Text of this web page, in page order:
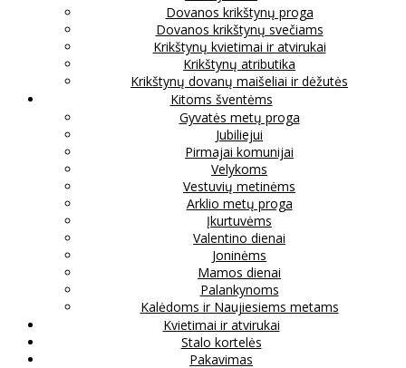
Dovanos krikštynų proga
Dovanos krikštynų svečiams
Krikštynų kvietimai ir atvirukai
Krikštynų atributika
Krikštynų dovanų maišeliai ir dėžutės
Kitoms šventėms
Gyvatės metų proga
Jubiliejui
Pirmajai komunijai
Velykoms
Vestuvių metinėms
Arklio metų proga
Įkurtuvėms
Valentino dienai
Joninėms
Mamos dienai
Palankynoms
Kalėdoms ir Naujiesiems metams
Kvietimai ir atvirukai
Stalo kortelės
Pakavimas